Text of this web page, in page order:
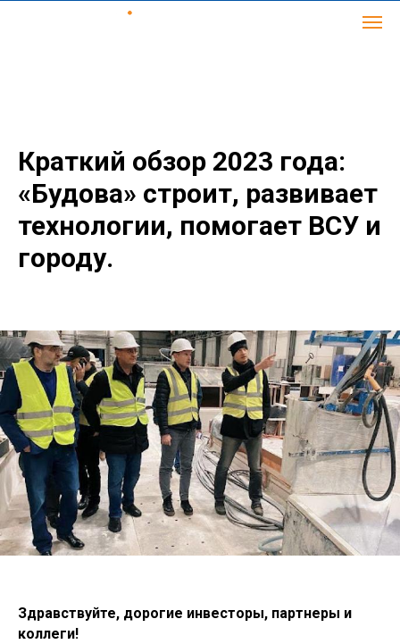
Краткий обзор 2023 года:
«Будова» строит, развивает
технологии, помогает ВСУ и
городу.
Здравствуйте, дорогие инвесторы, партнеры и
коллеги!